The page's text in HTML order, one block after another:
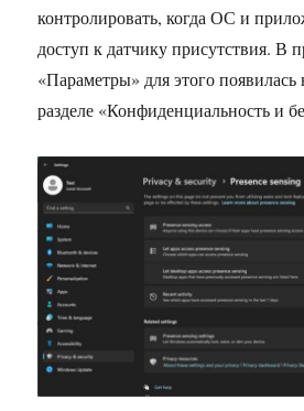
контролировать, когда ОС и
доступ к датчику присутствия. В
«Параметры» для этого появилась
разделе «Конфиденциальность и